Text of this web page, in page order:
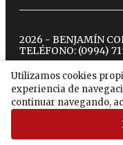
Utilizamos cookies
experiencia de
continuar navegando,
2026 - BENJAMÍN
TELÉFONO: (0994)
twitter